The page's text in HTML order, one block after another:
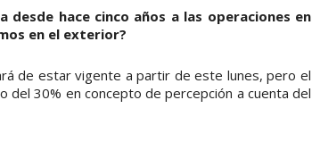
hace cinco años a las operaciones en
en el exterior?
de estar vigente a partir de este lunes, pero el
30% en concepto de percepción a cuenta del